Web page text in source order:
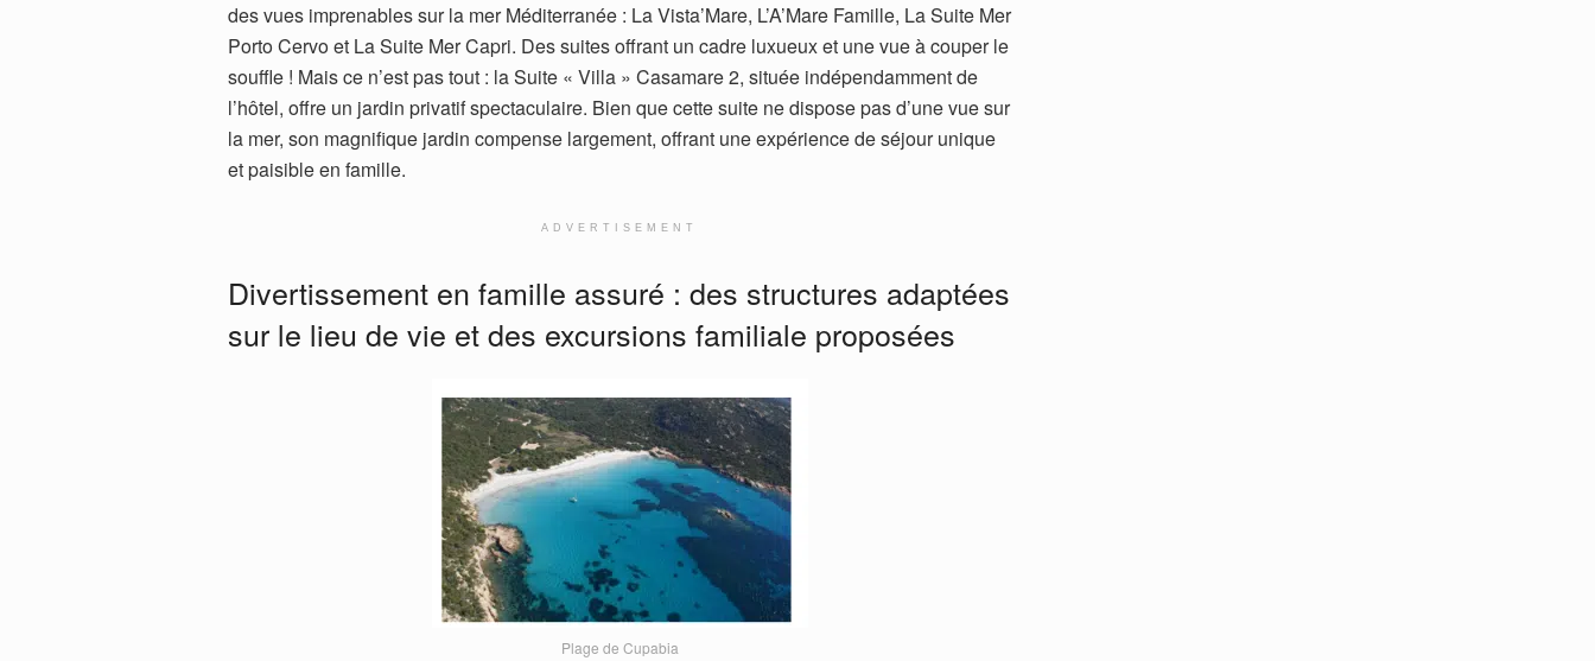
des vues imprenables sur la mer Méditerranée : La Vista’Mare, L’A’Mare Famille, La Suite Mer
Porto Cervo et La Suite Mer Capri. Des suites offrant un cadre luxueux et une vue à couper le
souffle ! Mais ce n’est pas tout : la Suite « Villa » Casamare 2, située indépendamment de
l’hôtel, offre un jardin privatif spectaculaire. Bien que cette suite ne dispose pas d’une vue sur
la mer, son magnifique jardin compense largement, offrant une expérience de séjour unique
et paisible en famille.
ADVERTISEMENT
Divertissement en famille assuré : des structures adaptées
sur le lieu de vie et des excursions familiale proposées
Plage de Cupabia